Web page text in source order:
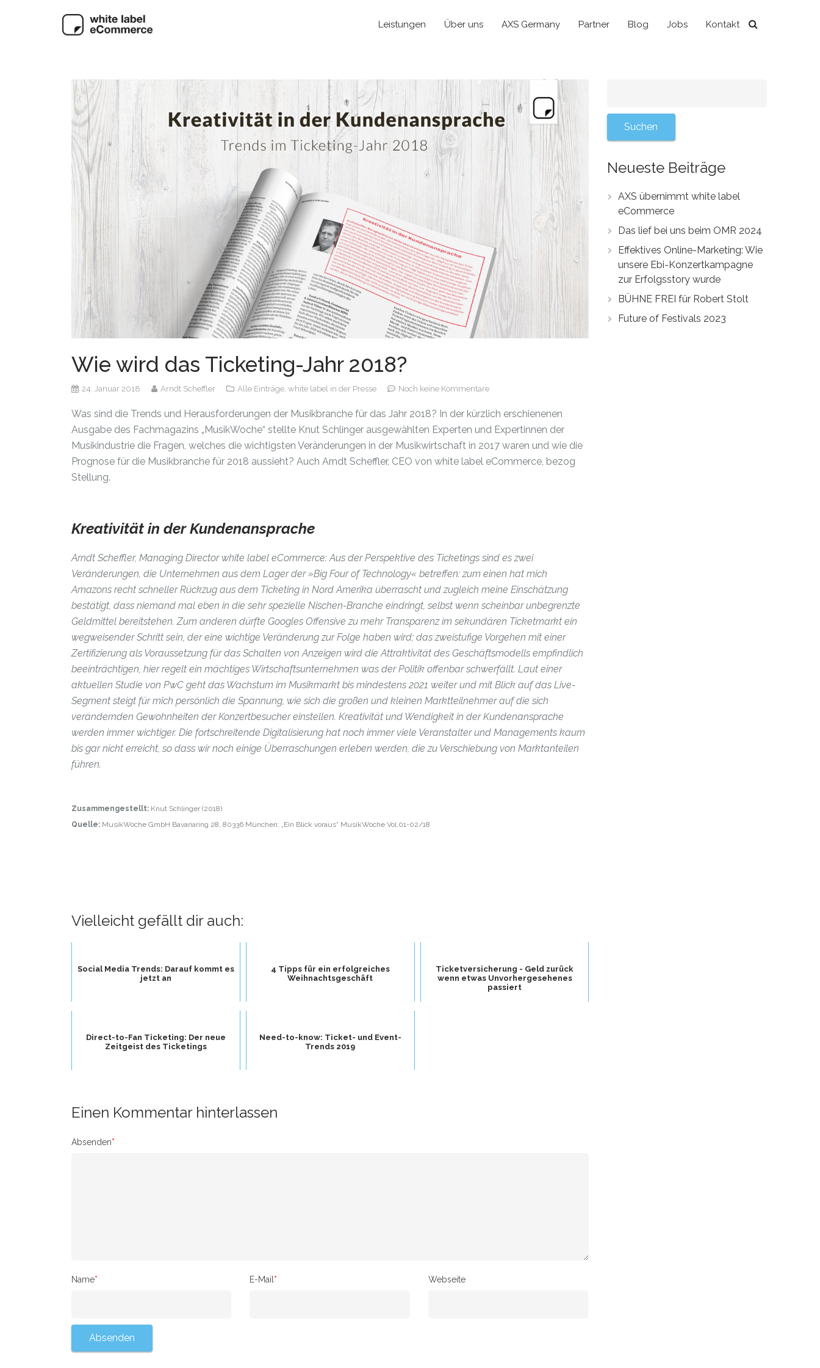
Leistungen Über uns AXS Germany Partner Blog Jobs Kontakt
Wie wird das Ticketing-Jahr 2018?
24. Januar 2018 Arndt Scheffler Alle Einträge, white label in der Presse Noch keine Kommentare
Was sind die Trends und Herausforderungen der Musikbranche für das Jahr 2018? In der kürzlich erschienenen
Ausgabe des Fachmagazins „MusikWoche“ stellte Knut Schlinger ausgewählten Experten und Expertinnen der
Musikindustrie die Fragen, welches die wichtigsten Veränderungen in der Musikwirtschaft in 2017 waren und wie die
Prognose für die Musikbranche für 2018 aussieht? Auch Arndt Scheffler, CEO von white label eCommerce, bezog
Stellung.
Kreativität in der Kundenansprache
Arndt Scheffler, Managing Director white label eCommerce: Aus der Perspektive des Ticketings sind es zwei
Veränderungen, die Unternehmen aus dem Lager der »Big Four of Technology« betreffen: zum einen hat mich
Amazons recht schneller Rückzug aus dem Ticketing in Nord Amerika überrascht und zugleich meine Einschätzung
bestätigt, dass niemand mal eben in die sehr spezielle Nischen-Branche eindringt, selbst wenn scheinbar unbegrenzte
Geldmittel bereitstehen. Zum anderen dürfte Googles Offensive zu mehr Transparenz im sekundären Ticketmarkt ein
wegweisender Schritt sein, der eine wichtige Veränderung zur Folge haben wird; das zweistufige Vorgehen mit einer
Zertifizierung als Voraussetzung für das Schalten von Anzeigen wird die Attraktivität des Geschäftsmodells empfindlich
beeinträchtigen, hier regelt ein mächtiges Wirtschaftsunternehmen was der Politik offenbar schwerfällt. Laut einer
aktuellen Studie von PwC geht das Wachstum im Musikmarkt bis mindestens 2021 weiter und mit Blick auf das Live-
Segment steigt für mich persönlich die Spannung, wie sich die großen und kleinen Marktteilnehmer auf die sich
verändernden Gewohnheiten der Konzertbesucher einstellen. Kreativität und Wendigkeit in der Kundenansprache
werden immer wichtiger. Die fortschreitende Digitalisierung hat noch immer viele Veranstalter und Managements kaum
bis gar nicht erreicht, so dass wir noch einige Überraschungen erleben werden, die zu Verschiebung von Marktanteilen
führen.
Zusammengestellt: Knut Schlinger (2018)
Quelle: MusikWoche GmbH Bavariaring 28, 80336 München; „Ein Blick voraus“ MusikWoche Vol.01-02/18
Vielleicht gefällt dir auch:
Social Media Trends: Darauf kommt es
jetzt an
4 Tipps für ein erfolgreiches
Weihnachtsgeschäft
Ticketversicherung - Geld zurück
wenn etwas Unvorhergesehenes
passiert
Direct-to-Fan Ticketing: Der neue
Zeitgeist des Ticketings
Need-to-know: Ticket- und Event-
Trends 2019
Einen Kommentar hinterlassen
Absenden*
Name* E-Mail * Webseite
Neueste Beiträge
AXS übernimmt white label
eCommerce
Das lief bei uns beim OMR 2024
Effektives Online-Marketing: Wie
unsere Ebi-Konzertkampagne
zur Erfolgsstory wurde
BÜHNE FREI für Robert Stolt
Future of Festivals 2023